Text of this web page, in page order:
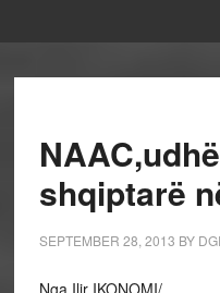
shqiptarë
SEPTEMBER 28, 2013 BY
Nga Ilir IKONOMI/